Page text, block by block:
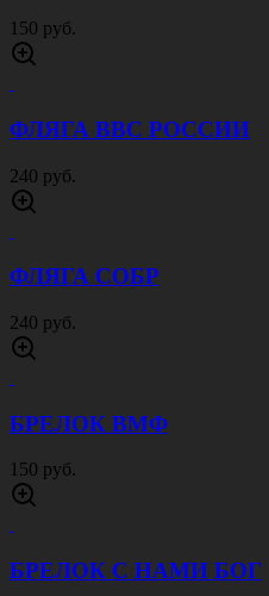
150 руб.
ФЛЯГА ВВС РОССИИ
240 руб.
ФЛЯГА СОБР
240 руб.
БРЕЛОК ВМФ
150 руб.
БРЕЛОК С НАМИ БОГ